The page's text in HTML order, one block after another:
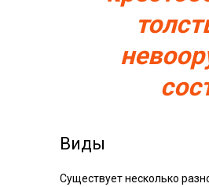
Виды
Существует несколько